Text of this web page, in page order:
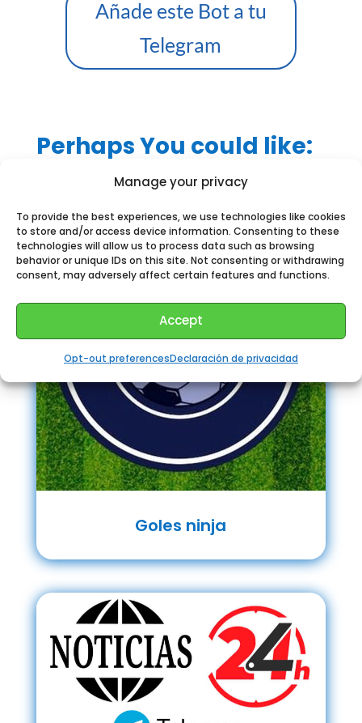
Manage your privacy
To provide the best experiences, we use technologies like cookies
to store and/or access device information. Consenting to these
technologies will allow us to process data such as browsing
behavior or unique IDs on this site. Not consenting or withdrawing
consent, may adversely affect certain features and functions.
Accept
Opt-out preferencesDeclaración de privacidad
Añade este Bot a tu
Telegram
Perhaps You could like:
Goles ninja